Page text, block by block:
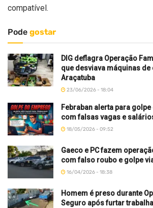
compatível.
Pode gostar
DIG deflagra Operação
que desviava máquinas de
Araçatuba
23/06/2026 - 18:04
Febraban alerta para
com falsas vagas e
18/05/2026 - 09:52
Gaeco e PC fazem
com falso roubo e golpe
16/04/2026 - 18:38
Homem é preso durante
Seguro após furtar